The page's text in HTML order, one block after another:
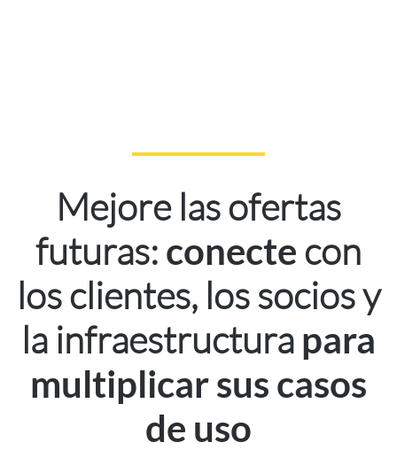
Mejore las ofertas
futuras: conecte con
los clientes, los socios y
la infraestructura para
multiplicar sus casos
de uso